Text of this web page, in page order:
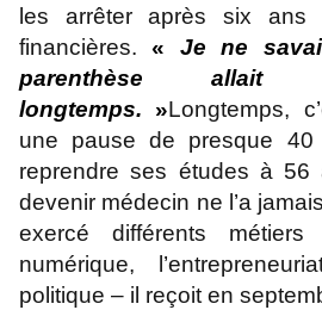
les arrêter après six ans
financières.« Je ne
parenthèse allait
longtemps.
»Longtemps,
une pause de presque
reprendre ses études à 56
devenir médecin ne l’a
exercé différents
numérique,
politique – il reçoit en